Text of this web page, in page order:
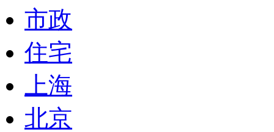
市政
住宅
上海
北京